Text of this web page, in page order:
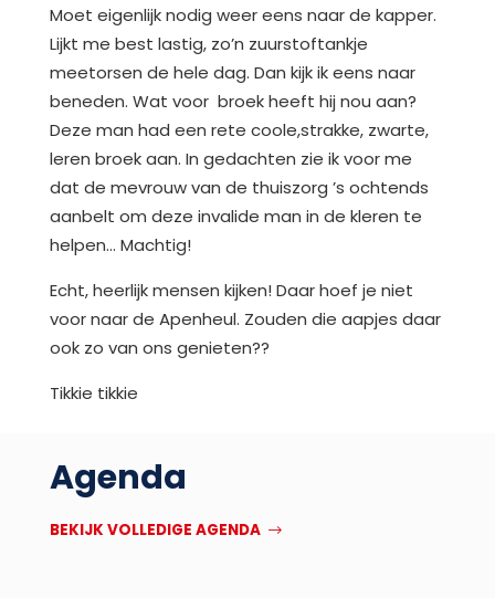
Moet eigenlijk nodig weer eens naar de kapper.
Lijkt me best lastig, zo’n zuurstoftankje
meetorsen de hele dag. Dan kijk ik eens naar
beneden. Wat voor broek heeft hij nou aan?
Deze man had een rete coole,strakke, zwarte,
leren broek aan. In gedachten zie ik voor me
dat de mevrouw van de thuiszorg ’s ochtends
aanbelt om deze invalide man in de kleren te
helpen… Machtig!
Echt, heerlijk mensen kijken! Daar hoef je niet
voor naar de Apenheul. Zouden die aapjes daar
ook zo van ons genieten??
Tikkie tikkie
Agenda
BEKIJK VOLLEDIGE AGENDA